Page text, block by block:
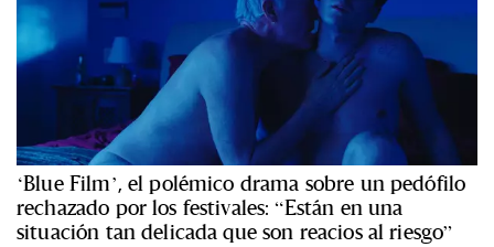
‘Blue Film’, el polémico drama sobre un pedófilo
rechazado por los festivales: “Están en una
situación tan delicada que son reacios al riesgo”